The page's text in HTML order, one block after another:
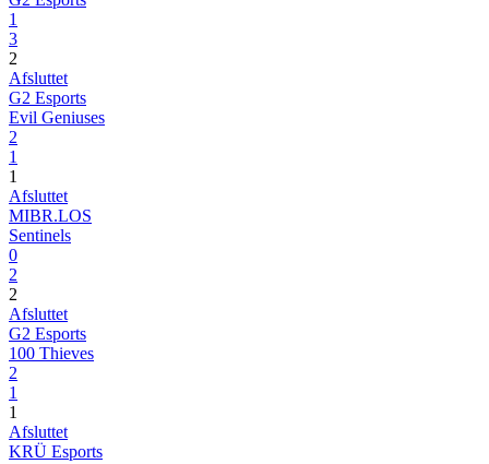
1
3
2
Afsluttet
G2 Esports
Evil Geniuses
2
1
1
Afsluttet
MIBR.LOS
Sentinels
0
2
2
Afsluttet
G2 Esports
100 Thieves
2
1
1
Afsluttet
KRÜ Esports